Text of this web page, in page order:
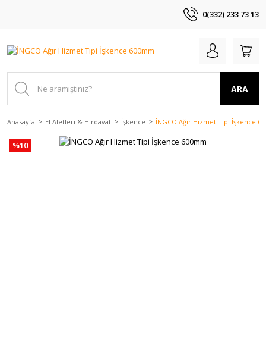
0(332) 233 73 13
ARA
Anasayfa El Aletleri & Hırdavat İşkence İNGCO Ağır Hizmet Tipi İşkence
%10